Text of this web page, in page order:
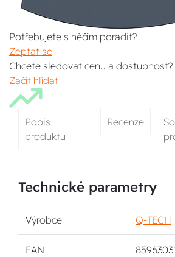
Potřebujete s něčím poradit?
Zeptat se
Chcete sledovat cenu a dostupnost?
Začít hlídat
Popis
produktu
Recenze
Technické parametry
Výrobce Q-TECH
EAN